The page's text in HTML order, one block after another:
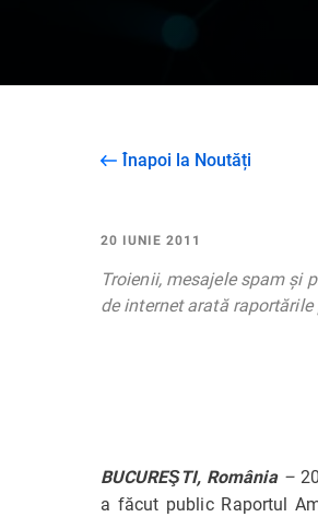
Înapoi la Noutăți
20 IUNIE 2011
Troienii, mesajele spam şi
de internet arată
BUCUREŞTI, România–
a făcut public Raportul